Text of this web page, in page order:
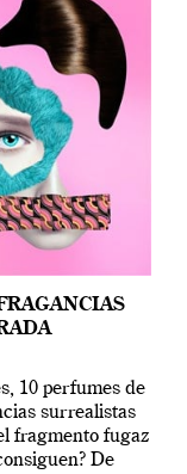
10 perfumes de
surrealistas
fragmento fugaz
De